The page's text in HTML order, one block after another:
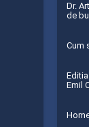
Dr.
de
Cum
Emil